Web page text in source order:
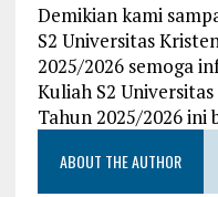
Demikian kami
S2 Universitas
2025/2026 semoga
Kuliah S2
Tahun 2025/2026 ini
ABOUT THE AUTHOR